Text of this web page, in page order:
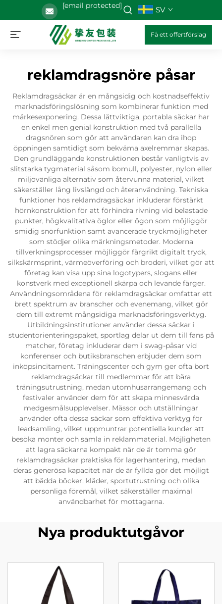
[email protected] SV
Få ett offertförslag
reklamdragsnöre påsar
Reklamdragsäckar är en mångsidig och kostnadseffektiv
marknadsföringslösning som kombinerar funktion med
märkesexponering. Dessa lättviktiga, portabla säckar har
en enkel men genial konstruktion med två parallella
dragsnören som gör att användaren kan dra ihop
öppningen samtidigt som bekväma axelremmar skapas.
Den grundläggande konstruktionen består vanligtvis av
slitstarka tygmaterial såsom bomull, polyester, nylon eller
miljövänliga alternativ som återvunna material, vilket
säkerställer lång livslängd och återanvändning. Tekniska
funktioner hos reklamdragsäckar inkluderar förstärkt
hörnkonstruktion för att förhindra rivning vid belastade
punkter, högkvalitativa öglor eller ögon som möjliggör
smidig snörfunktion samt avancerade tryckmöjligheter
som stödjer olika märkningsmetoder. Moderna
tillverkningsprocesser möjliggör färgrikt digitalt tryck,
silkskärmsprint, värmeöverföring och broderi, vilket gör att
företag kan visa upp sina logotypers, slogans eller
konstverk med exceptionell skärpa och levande färger.
Användningsområdena för reklamdragsäckar omfattar ett
brett spektrum av branscher och evenemang, vilket gör
dem till extremt mångsidiga marknadsföringsverktyg.
Utbildningsinstitutioner använder dessa säckar i
studentorienteringspaket, sportlag delar ut dem till fans på
matcher, företag inkluderar dem i swag-påsar vid
konferenser och butiksbranschen erbjuder dem som
inköpsincitament. Träningscenter och gym ger ofta bort
reklamdragsäckar till medlemmar för att bära
träningsutrustning, medan utomhusarrangemang och
festivaler använder dem för att skapa minnesvärda
medgesmålsupplevelser. Mässor och utställningar
använder ofta dessa säckar som effektiva verktyg för
leadsamling, vilket uppmuntrar potentiella kunder att
besöka monter och samla in reklammaterial. Möjligheten
att lagra säckarna kompakt när de är tomma gör
reklamdragsäckar praktiska för lagerhantering, medan
deras generösa kapacitet när de är fyllda gör det möjligt
att bädda böcker, kläder, sportutrustning och olika
personliga föremål, vilket säkerställer maximal
användbarhet för mottagarna.
Nya produktutgåvor